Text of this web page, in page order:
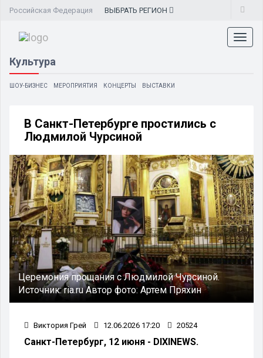
Российская Федерация ВЫБРАТЬ РЕГИОН
Культура
ШОУ-БИЗНЕС МЕРОПРИЯТИЯ КОНЦЕРТЫ ВЫСТАВКИ
В Санкт-Петербурге простились с
Людмилой Чурсиной
Церемония прощания с Людмилой Чурсиной.
Источник:ria.ruАвтор фото:Артем Пряхин
Виктория Грей 12.06.2026 17:20 20524
Санкт-Петербург, 12 июня - DIXINEWS.